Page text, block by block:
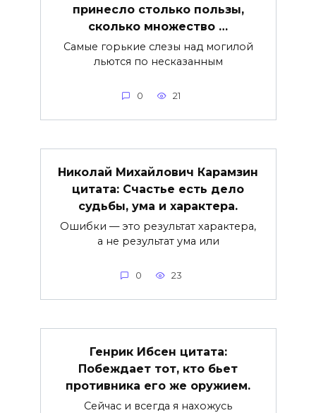
принесло столько пользы,
сколько множество …
Самые горькие слезы над могилой
льются по несказанным
0 21
Николай Михайлович Карамзин
цитата: Счастье есть дело
судьбы, ума и характера.
Ошибки — это результат характера,
а не результат ума или
0 23
Генрик Ибсен цитата:
Побеждает тот, кто бьет
противника его же оружием.
Сейчас и всегда я нахожусь